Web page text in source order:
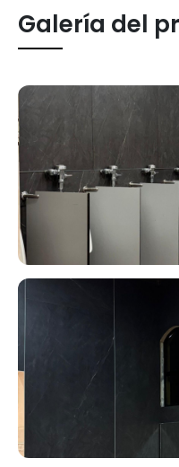
Galería del